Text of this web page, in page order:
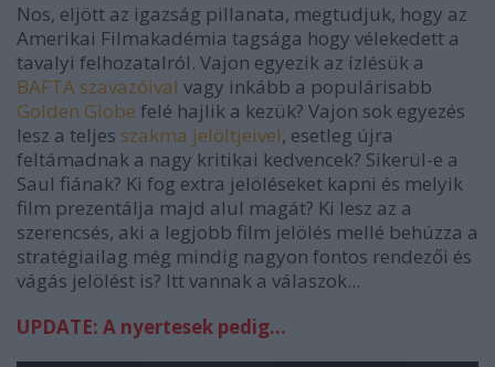
Nos, eljött az igazság pillanata, megtudjuk, hogy az
Amerikai Filmakadémia tagsága hogy vélekedett a
tavalyi felhozatalról. Vajon egyezik az ízlésük a
BAFTA szavazóival vagy inkább a populárisabb
Golden Globe felé hajlik a kezük? Vajon sok egyezés
lesz a teljes szakma jelöltjeivel, esetleg újra
feltámadnak a nagy kritikai kedvencek? Sikerül-e a
Saul fiának? Ki fog extra jelöléseket kapni és melyik
film prezentálja majd alul magát? Ki lesz az a
szerencsés, aki a legjobb film jelölés mellé behúzza a
stratégiailag még mindig nagyon fontos rendezői és
vágás jelölést is? Itt vannak a válaszok...
UPDATE: A nyertesek pedig...